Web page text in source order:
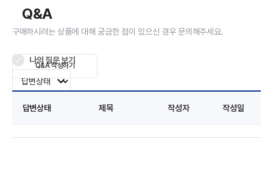
Q&A
구매하시려는 상품에 대해 궁금한 점이 있으신 경우 문의해주세요.
나의 질문 보기
답변상태 제목 작성자 작성일
Q&A 작성하기